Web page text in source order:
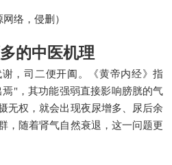
网络，侵删）
的中医机理
，司二便开阖。《黄帝内经》指
"，其功能强弱直接影响膀胱的气
无权，就会出现夜尿增多、尿后余
，随着肾气自然衰退，这一问题更